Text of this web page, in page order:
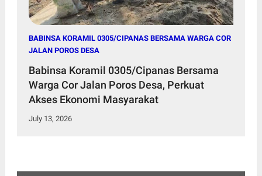
BABINSA KORAMIL 0305/CIPANAS BERSAMA WARGA COR
JALAN POROS DESA
Babinsa Koramil 0305/Cipanas Bersama
Warga Cor Jalan Poros Desa, Perkuat
Akses Ekonomi Masyarakat
July 13, 2026